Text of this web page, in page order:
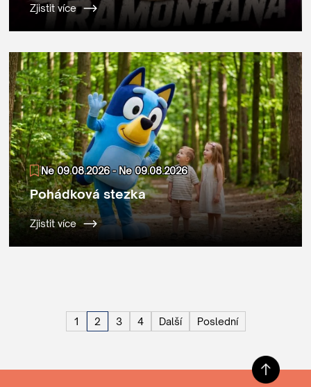
Zjistit více
Ne 09.08.2026 - Ne 09.08.2026
Pohádková stezka
Zjistit více
1 2 3 4 Další Poslední